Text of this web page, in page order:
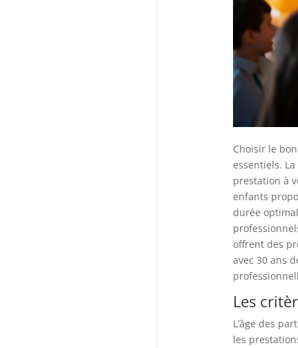
Choisir le
essentiels.
prestation à
enfants
durée
offrent des
avec 30 ans
Les
L’âge des
les